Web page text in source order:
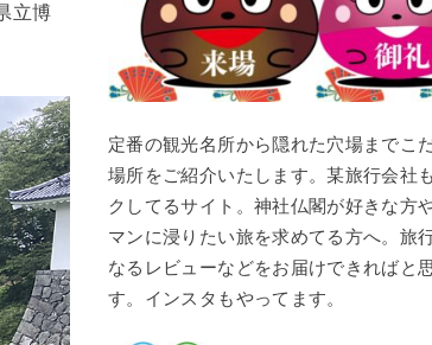
立博
定番の観光名所から隠れた穴場までこ
場所をご紹介いたします。某旅行会社
クしてるサイト。神社仏閣が好きな方
マンに浸りたい旅を求めてる方へ。旅
なるレビューなどをお届けできればと
す。インスタもやってます。